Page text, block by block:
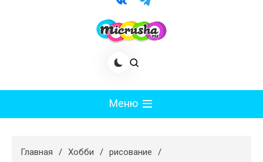
Меню
Худеем
Главная Хобби
рисование